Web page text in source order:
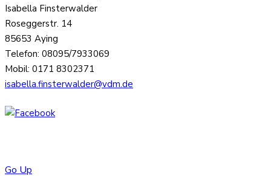
Isabella Finsterwalder
Roseggerstr. 14
85653 Aying
Telefon: 08095/7933069
Mobil: 0171 8302371
isabella.finsterwalder@vdm.de
Go Up